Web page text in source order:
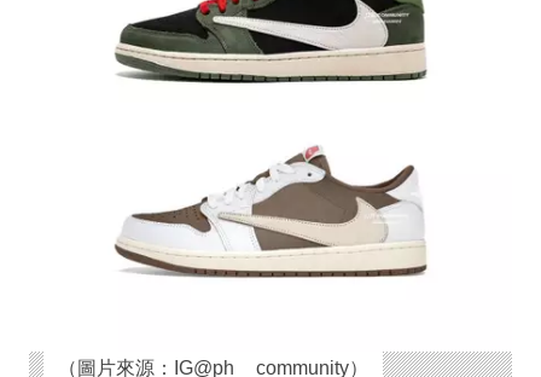
（圖片來源：IG@ph__community）